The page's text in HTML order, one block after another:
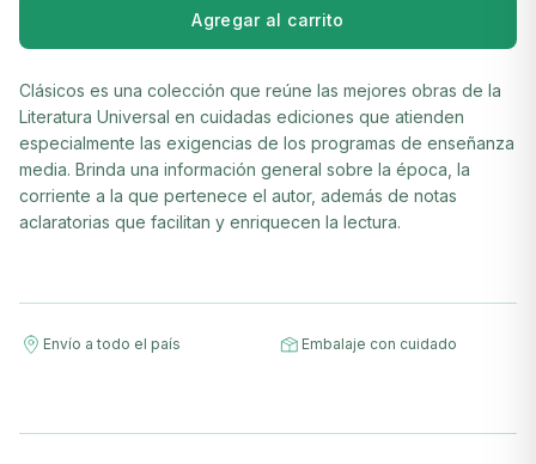
Agregar al carrito
Clásicos es una colección que reúne las mejores obras de la
Literatura Universal en cuidadas ediciones que atienden
especialmente las exigencias de los programas de enseñanza
media. Brinda una información general sobre la época, la
corriente a la que pertenece el autor, además de notas
aclaratorias que facilitan y enriquecen la lectura.
Envío a todo el país Embalaje con cuidado